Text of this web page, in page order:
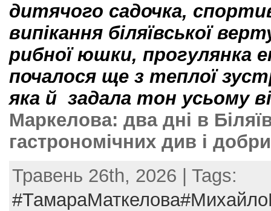
дитячого садочка,
випікання біляївської
рибної юшки, прогулянка
почалося ще з теплої
яка й задала тон усьому
Маркелова: два дні в
гастрономічних див і
Травень 26th, 2026 | Tags: